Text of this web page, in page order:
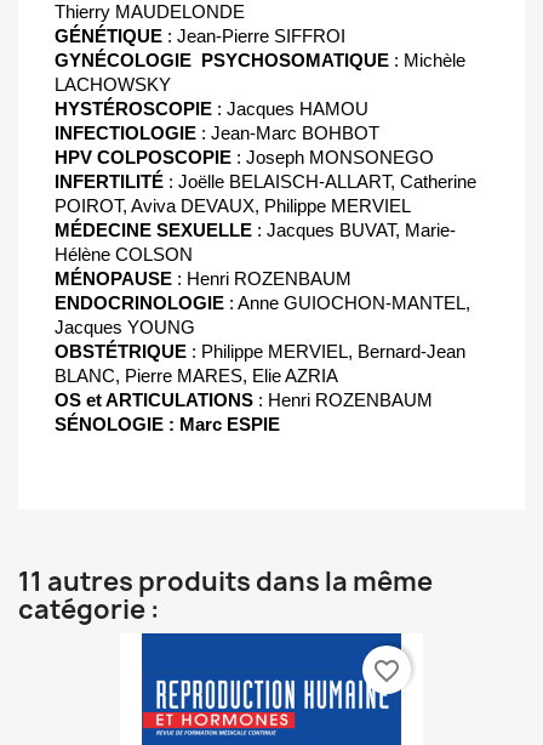
Thierry MAUDELONDE
GÉNÉTIQUE : Jean-Pierre SIFFROI
GYNÉCOLOGIE PSYCHOSOMATIQUE : Michèle
LACHOWSKY
HYSTÉROSCOPIE : Jacques HAMOU
INFECTIOLOGIE : Jean-Marc BOHBOT
HPV COLPOSCOPIE : Joseph MONSONEGO
INFERTILITÉ : Joëlle BELAISCH-ALLART, Catherine
POIROT, Aviva DEVAUX, Philippe MERVIEL
MÉDECINE SEXUELLE : Jacques BUVAT, Marie-
Hélène COLSON
MÉNOPAUSE : Henri ROZENBAUM
ENDOCRINOLOGIE : Anne GUIOCHON-MANTEL,
Jacques YOUNG
OBSTÉTRIQUE : Philippe MERVIEL, Bernard-Jean
BLANC, Pierre MARES, Elie AZRIA
OS et ARTICULATIONS : Henri ROZENBAUM
SÉNOLOGIE : Marc ESPIE
11 autres produits dans la même
catégorie :
favorite_border